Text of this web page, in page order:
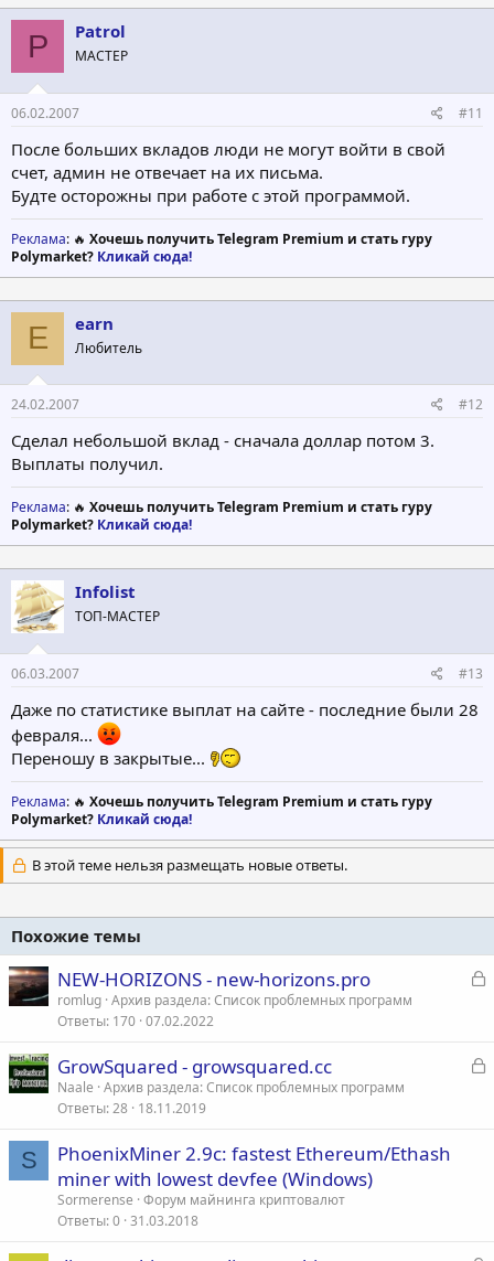
P Patrol
МАСТЕР
06.02.2007 #11
После больших вкладов люди не могут войти в свой
счет, админ не отвечает на их письма.
Будте осторожны при работе с этой программой.
Реклама: 🔥 Хочешь получить Telegram Premium и стать гуру
Polymarket? Кликай сюда!
E earn
Любитель
24.02.2007 #12
Сделал небольшой вклад - сначала доллар потом 3.
Выплаты получил.
Реклама: 🔥 Хочешь получить Telegram Premium и стать гуру
Polymarket? Кликай сюда!
Infolist
ТОП-МАСТЕР
06.03.2007 #13
Даже по статистике выплат на сайте - последние были 28
февраля...
Переношу в закрытые...
Реклама: 🔥 Хочешь получить Telegram Premium и стать гуру
Polymarket? Кликай сюда!
В этой теме нельзя размещать новые ответы.
Похожие темы
З
NEW-HORIZONS - new-horizons.pro
romlug Архив раздела: Список проблемных программ
Ответы 170 07.02.2022
З
GrowSquared - growsquared.cc
Naale Архив раздела: Список проблемных программ
Ответы 28 18.11.2019
S
PhoenixMiner 2.9c: fastest Ethereum/Ethash
miner with lowest devfee (Windows)
Sormerense Форум майнинга криптовалют
Ответы 0 31.03.2018